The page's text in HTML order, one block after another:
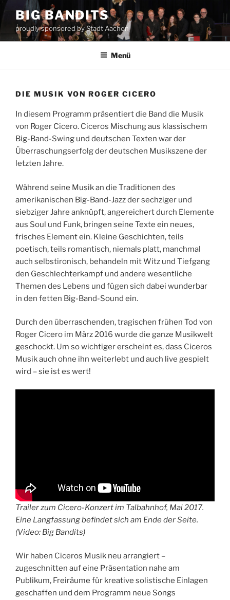
Zum
Inhalt
springen
BIG BANDITS
proudly sponsored by Stadt Aachen
Menü
DIE MUSIK VON ROGER CICERO
In diesem Programm präsentiert die Band die Musik
von Roger Cicero. Ciceros Mischung aus klassischem
Big-Band-Swing und deutschen Texten war der
Überraschungserfolg der deutschen Musikszene der
letzten Jahre.
Während seine Musik an die Traditionen des
amerikanischen Big-Band-Jazz der sechziger und
siebziger Jahre anknüpft, angereichert durch Elemente
aus Soul und Funk, bringen seine Texte ein neues,
frisches Element ein. Kleine Geschichten, teils
poetisch, teils romantisch, niemals platt, manchmal
auch selbstironisch, behandeln mit Witz und Tiefgang
den Geschlechterkampf und andere wesentliche
Themen des Lebens und fügen sich dabei wunderbar
in den fetten Big-Band-Sound ein.
Durch den überraschenden, tragischen frühen Tod von
Roger Cicero im März 2016 wurde die ganze Musikwelt
geschockt. Um so wichtiger erscheint es, dass Ciceros
Musik auch ohne ihn weiterlebt und auch live gespielt
wird – sie ist es wert!
Trailer zum Cicero-Konzert im Talbahnhof, Mai 2017.
Eine Langfassung befindet sich am Ende der Seite.
(Video: Big Bandits)
Wir haben Ciceros Musik neu arrangiert –
zugeschnitten auf eine Präsentation nahe am
Publikum, Freiräume für kreative solistische Einlagen
geschaffen und dem Programm neue Songs